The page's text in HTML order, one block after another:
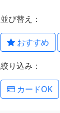
並び替え：
おすすめ
絞り込み：
カードOK